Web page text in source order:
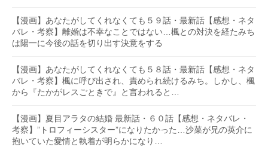
【漫画】あなたがしてくれなくても５９話・最新話【感想・ネタ
バレ・考察】離婚は不幸なことではない…楓との対決を経たみち
は陽一に今後の話を切り出す決意をする
【漫画】あなたがしてくれなくても５８話・最新話【感想・ネタ
バレ・考察】楓に呼び出され、責められ続けるみち。しかし、楓
から『たかがレスごときで』と言われると…
【漫画】夏目アラタの結婚 最新話・６０話【感想・ネタバレ・
考察】”トロフィーシスター”になりたかった…沙菜が兄の英介に
抱いていた愛情と執着が明らかになり…